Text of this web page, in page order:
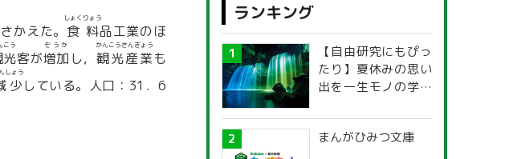
かえた。 食料
しょくりょう
品工業のほ
光
こう
客が増加
ぞうか
し， 観光産業
かんこうさんぎょう
も
少
しょう
している。人口：31．6
ランキング
【自由研究にもぴっ
たり】夏休みの思い
出を一生モノの学び
探究ガイド
まんがひみつ文庫